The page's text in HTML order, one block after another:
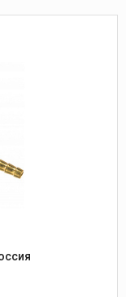
БПО 5-4 БАМЗ Россия